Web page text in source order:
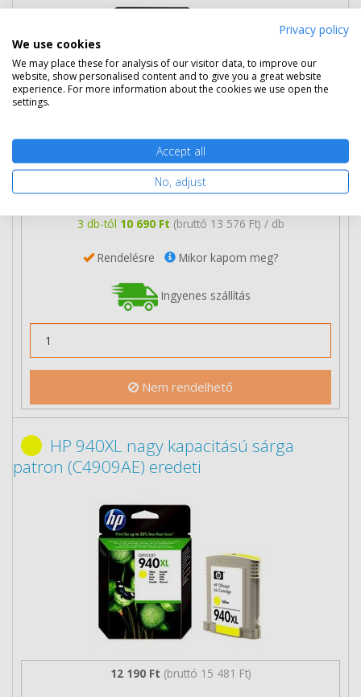
12 190 Ft (bruttó 15 481 Ft)
Több darabos ár
3 db-tól 10 690 Ft (bruttó 13 576 Ft) / db
Rendelésre Mikor kapom meg?
Ingyenes szállítás
Nem rendelhető
HP 940XL nagy kapacitású sárga
patron (C4909AE) eredeti
12 190 Ft (bruttó 15 481 Ft)
Privacy policy
We use cookies
We may place these for analysis of our visitor data, to improve our
website, show personalised content and to give you a great website
experience. For more information about the cookies we use open the
settings.
Accept all
No, adjust